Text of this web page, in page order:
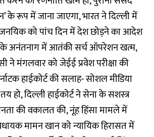
के रूप में जाना जाएगा, भारत ने दिल्ली में
को पांच दिन में देश छोड़ने का आदेश
के अनंतनाग में आतंकी सर्च ऑपरेशन खत्म,
ने मंगलवार को जेईई प्रवेश परीक्षा की
हाईकोर्ट की सलाह- सोशल मीडिया
हो, दिल्ली हाईकोर्ट ने सेना के सशस्त्र
की वकालत की, नूंह हिंसा मामले में
मामन खान को न्यायिक हिरासत में